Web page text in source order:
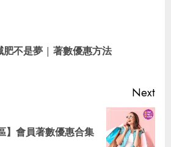
肥不是夢 | 著數優惠方法
Next
】會員著數優惠合集